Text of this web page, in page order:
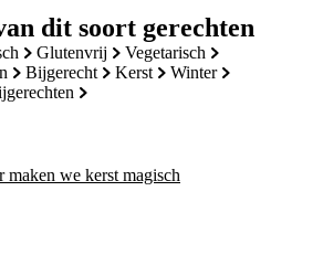
dit soort gerechten
glutenvrij
vegetarisch
bijgerecht kerst
winter
maken we kerst magisch